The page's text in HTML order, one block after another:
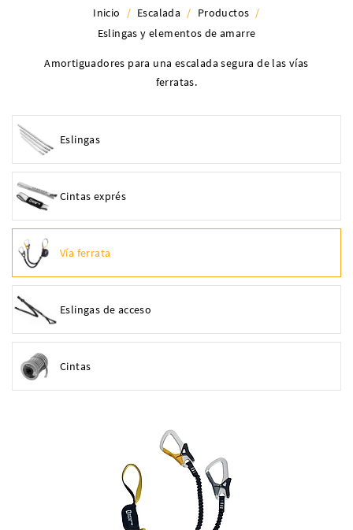
Inicio / Escalada / Productos /
Eslingas y elementos de amarre
Amortiguadores para una escalada segura de las vías
ferratas.
Eslingas
Cintas exprés
Vía ferrata
Eslingas de acceso
Cintas